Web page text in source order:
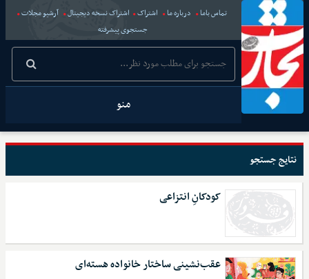
تماس باما درباره ما اشتراک اشتراک نسخه دیجیتال
آرشیو مجلات
جستجوی پیشرفته
منو
نتایج جستجو
کودکانِ انتزاعی
عقب‌نشینی ساختار خانواده هسته‌ای